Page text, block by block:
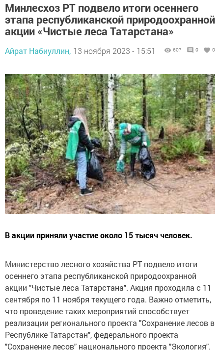
Минлесхоз РТ подвело итоги осеннего
этапа республиканской природоохранной
акции «Чистые леса Татарстана»
Айрат Набиуллин, 13 ноября 2023 - 15:51 607 0 0
В акции приняли участие около 15 тысяч человек.
Министерство лесного хозяйства РТ подвело итоги
осеннего этапа республиканской природоохранной
акции "Чистые леса Татарстана". Акция проходила с 11
сентября по 11 ноября текущего года. Важно отметить,
что проведение таких мероприятий способствует
реализации регионального проекта "Сохранение лесов в
Республике Татарстан", федерального проекта
"Сохранение лесов" национального проекта "Экология".